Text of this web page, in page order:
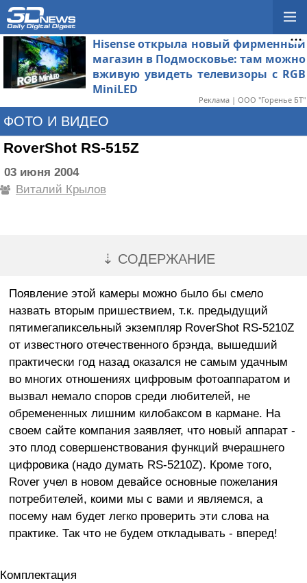
Hisense открыла новый фирменный
магазин в Подмосковье: там можно
вживую увидеть телевизоры с RGB
MiniLED
Реклама | ООО "Горенье БТ"
ФОТО И ВИДЕО
RoverShot RS-515Z
03 июня 2004
Виталий Крылов
⇣ СОДЕРЖАНИЕ
Появление этой камеры можно было бы смело
назвать вторым пришествием, т.к. предыдущий
пятимегапиксельный экземпляр RoverShot RS-5210Z
от известного отечественного брэнда, вышедший
практически год назад оказался не самым удачным
во многих отношениях цифровым фотоаппаратом и
вызвал немало споров среди любителей, не
обремененных лишним килобаксом в кармане. На
своем сайте компания заявляет, что новый аппарат -
это плод совершенствования функций вчерашнего
цифровика (надо думать RS-5210Z). Кроме того,
Rover учел в новом девайсе основные пожелания
потребителей, коими мы с вами и являемся, а
посему нам будет легко проверить эти слова на
практике. Так что не будем откладывать - вперед!
Комплектация